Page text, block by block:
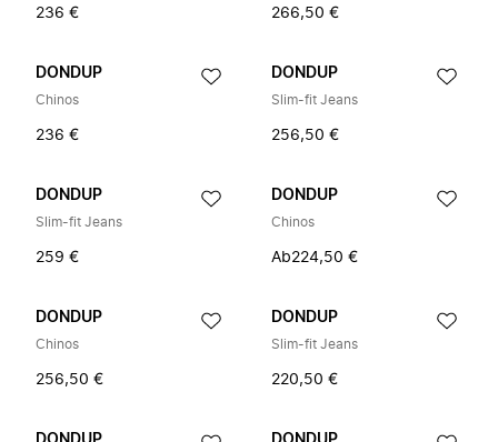
236 € 266,50 €
DONDUP
Chinos
236 €
DONDUP
Slim-fit Jeans
256,50 €
DONDUP
Slim-fit Jeans
259 €
DONDUP
Chinos
Ab224,50 €
DONDUP
Chinos
256,50 €
DONDUP
Slim-fit Jeans
220,50 €